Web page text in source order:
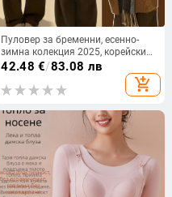
Пуловер за бременни, есенно-
зимна колекция 2025, корейски
стил, свободен силует, панделка,
плетено горнище с по-дебела
плетка, универсално
42.48 €/83.08 лв
add_shopping_cart